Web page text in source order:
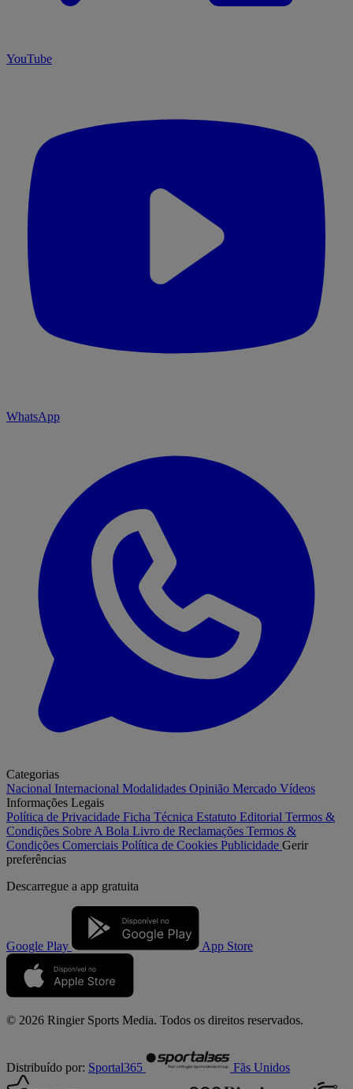
YouTube
WhatsApp
Categorias
Nacional Internacional Modalidades Opinião Mercado Vídeos
Informações Legais
Política de Privacidade Ficha Técnica Estatuto Editorial Termos &
Condições Sobre A Bola Livro de Reclamações Termos &
Condições Comerciais Política de Cookies Publicidade Gerir
preferências
Descarregue a app gratuita
Google Play App Store
© 2026 Ringier Sports Media. Todos os direitos reservados.
Distribuído por: Sportal365 Fãs Unidos